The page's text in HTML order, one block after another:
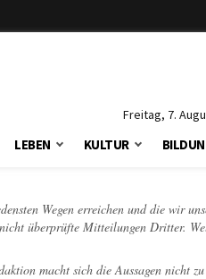
Freitag, 7.
LEBEN KULTUR
Wegen erreichen und die wir
überprüfte Mitteilungen Dritter.
macht sich die Aussagen nicht